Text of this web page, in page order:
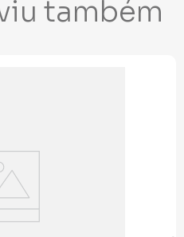
também